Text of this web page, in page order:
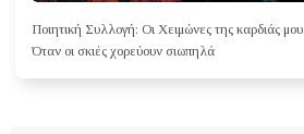
Ποιητική Συλλογή: Οι Χειμώνες της καρδιάς μου
Όταν οι σκιές χορεύουν σιωπηλά